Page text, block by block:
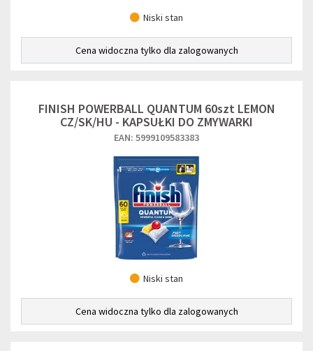
Niski stan
Cena widoczna tylko dla zalogowanych
FINISH POWERBALL QUANTUM 60szt LEMON
CZ/SK/HU - KAPSUŁKI DO ZMYWARKI
EAN: 5999109583383
Niski stan
Cena widoczna tylko dla zalogowanych